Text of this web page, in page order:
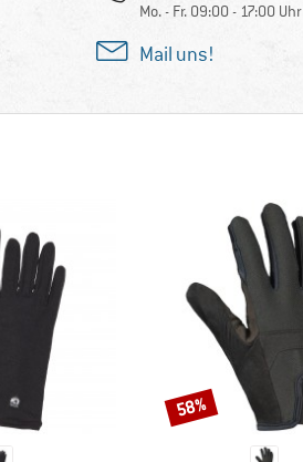
Mo. - Fr. 09:00 - 17:00 Uhr
Mail uns!
Rabatt
58%